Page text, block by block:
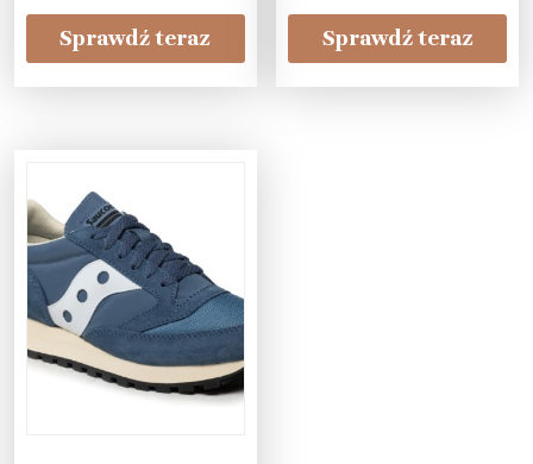
Sprawdź teraz Sprawdź teraz